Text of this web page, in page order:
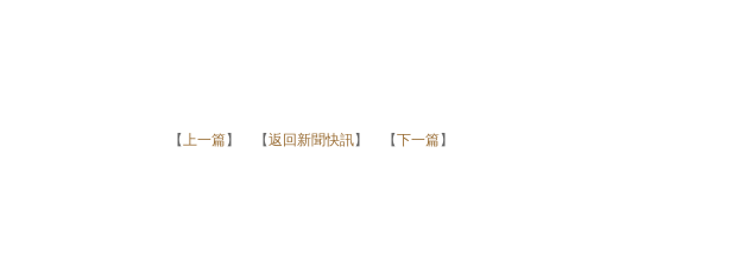
【上一篇】 【返回新聞快訊】 【下一篇】